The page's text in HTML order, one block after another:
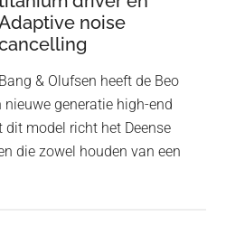
kwaliteit noise
Bang & Olufsen heeft de Beo
nieuwe generatie high-end
model richt het Deense
die zowel houden van een